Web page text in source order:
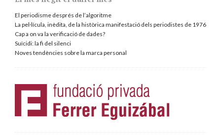
El periodisme després de l’algoritme
La pel·lícula, inèdita, de la històrica manifestació dels periodistes de 1976
Cap a on va la verificació de dades?
Suïcidi: la fi del silenci
Noves tendències sobre la marca personal